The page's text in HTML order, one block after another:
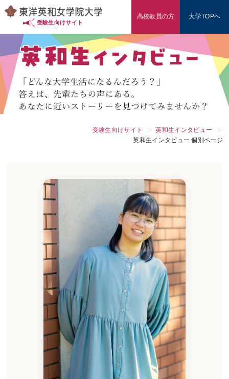
入試情報（東洋英和の多様な入試）
入試対策・データ
学費・奨学金
学部・学科
高校教員の方
お問い合わせ 大学TOPへ
受験生向けサイト
高校教員の方 大学TOPへ
受験生向けサイト
英和生インタビュー
英和生インタビュー 個別ページ